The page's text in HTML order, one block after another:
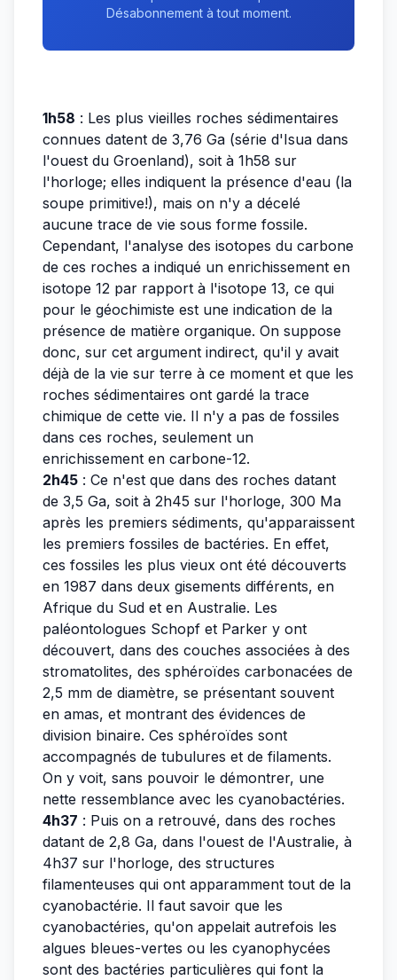
Désabonnement à tout moment.
1h58 : Les plus vieilles roches sédimentaires
connues datent de 3,76 Ga (série d'Isua dans
l'ouest du Groenland), soit à 1h58 sur
l'horloge; elles indiquent la présence d'eau (la
soupe primitive!), mais on n'y a décelé
aucune trace de vie sous forme fossile.
Cependant, l'analyse des isotopes du carbone
de ces roches a indiqué un enrichissement en
isotope 12 par rapport à l'isotope 13, ce qui
pour le géochimiste est une indication de la
présence de matière organique. On suppose
donc, sur cet argument indirect, qu'il y avait
déjà de la vie sur terre à ce moment et que les
roches sédimentaires ont gardé la trace
chimique de cette vie. Il n'y a pas de fossiles
dans ces roches, seulement un
enrichissement en carbone-12.
2h45 : Ce n'est que dans des roches datant
de 3,5 Ga, soit à 2h45 sur l'horloge, 300 Ma
après les premiers sédiments, qu'apparaissent
les premiers fossiles de bactéries. En effet,
ces fossiles les plus vieux ont été découverts
en 1987 dans deux gisements différents, en
Afrique du Sud et en Australie. Les
paléontologues Schopf et Parker y ont
découvert, dans des couches associées à des
stromatolites, des sphéroïdes carbonacées de
2,5 mm de diamètre, se présentant souvent
en amas, et montrant des évidences de
division binaire. Ces sphéroïdes sont
accompagnés de tubulures et de filaments.
On y voit, sans pouvoir le démontrer, une
nette ressemblance avec les cyanobactéries.
4h37 : Puis on a retrouvé, dans des roches
datant de 2,8 Ga, dans l'ouest de l'Australie, à
4h37 sur l'horloge, des structures
filamenteuses qui ont apparamment tout de la
cyanobactérie. Il faut savoir que les
cyanobactéries, qu'on appelait autrefois les
algues bleues-vertes ou les cyanophycées
sont des bactéries particulières qui font la